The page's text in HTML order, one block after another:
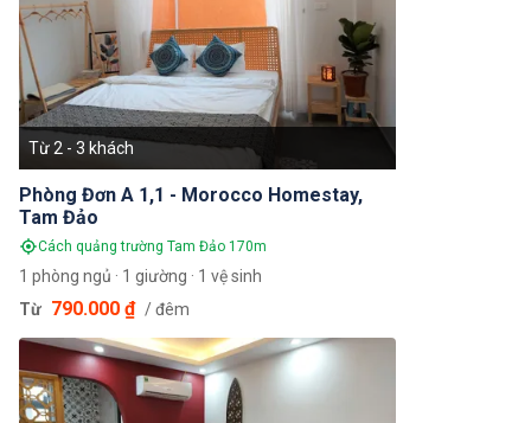
Phòng Đơn A 1,1 - Morocco Homestay,
Tam Đảo
Cách quảng trường Tam Đảo 170m
Từ 2 - 3 khách
1 phòng ngủ · 1 giường · 1 vệ sinh
Từ 790.000 ₫ / đêm